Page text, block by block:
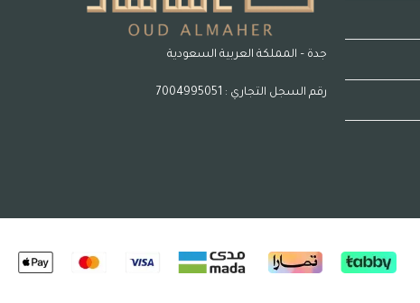
جدة – المملكة العربية السعودية
رقم السجل التجاري : 7004995051